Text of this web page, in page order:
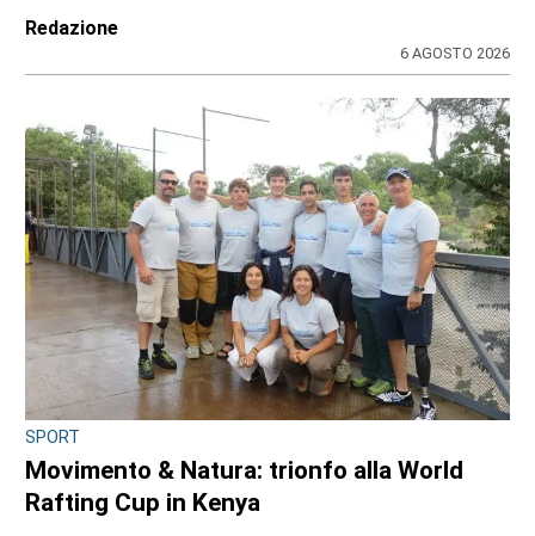
Redazione
6 AGOSTO 2026
SPORT
Movimento & Natura: trionfo alla World
Rafting Cup in Kenya